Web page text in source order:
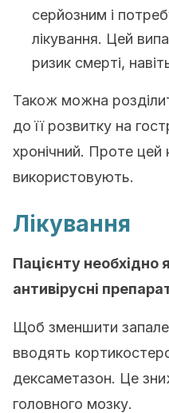
серйозним і
лікування. Цей
ризик смерті,
Також можна
до її розвитку на
хронічний. Проте цей
використовують.
Лікування
Пацієнту
антивірусні
Щоб зменшити
вводять
дексаметазон. Це
головного мозку.